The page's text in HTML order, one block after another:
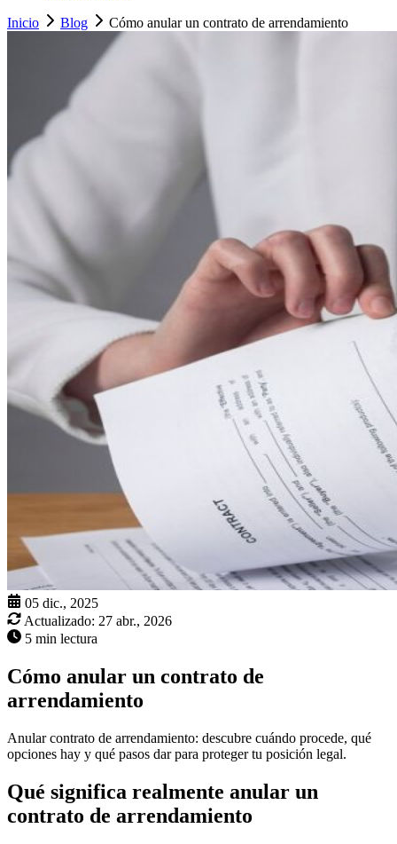
Inicio Blog Cómo anular un contrato de arrendamiento
05 dic., 2025
Actualizado: 27 abr., 2026
5 min lectura
Cómo anular un contrato de
arrendamiento
Anular contrato de arrendamiento: descubre cuándo procede, qué
opciones hay y qué pasos dar para proteger tu posición legal.
Qué significa realmente anular un
contrato de arrendamiento